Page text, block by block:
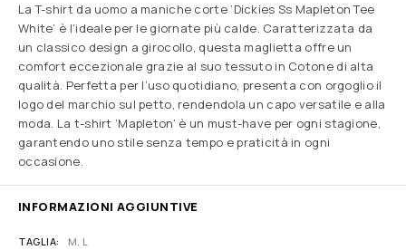
La T-shirt da uomo a maniche corte ‘Dickies Ss Mapleton Tee
White’ è l’ideale per le giornate più calde. Caratterizzata da
un classico design a girocollo, questa maglietta offre un
comfort eccezionale grazie al suo tessuto in Cotone di alta
qualità. Perfetta per l’uso quotidiano, presenta con orgoglio il
logo del marchio sul petto, rendendola un capo versatile e alla
moda. La t-shirt ‘Mapleton’ è un must-have per ogni stagione,
garantendo uno stile senza tempo e praticità in ogni
occasione.
INFORMAZIONI AGGIUNTIVE
TAGLIA M, L